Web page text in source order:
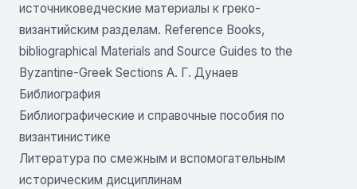
источниковедческие материалы к греко-
византийским разделам. Reference Books,
bibliographical Materials and Source Guides to the
Byzantine-Greek Sections А. Г. Дунаев
Библиография
Библиографические и справочные пособия по
византинистике
Литература по смежным и вспомогательным
историческим дисциплинам